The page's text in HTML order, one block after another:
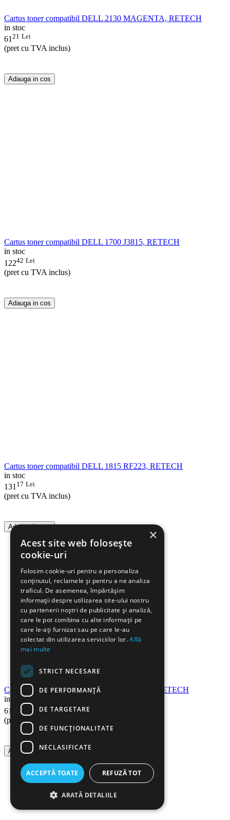
Cartus toner compatibil DELL 2130 MAGENTA, RETECH
in stoc
61 21 Lei
(pret cu TVA inclus)
Adauga in cos
Cartus toner compatibil DELL 1700 J3815, RETECH
in stoc
12242 Lei
(pret cu TVA inclus)
Adauga in cos
Cartus toner compatibil DELL 1815 RF223, RETECH
in stoc
131 17 Lei
(pret cu TVA inclus)
Adauga in cos
Cartus toner compatibil DELL 1320 BLACK, RETECH
in stoc
61
Lei
(pret cu TVA inclus)
Adauga in cos
×
Acest site web folosește
cookie-uri
Folosim cookie-uri pentru a personaliza
conținutul, reclamele și pentru a ne analiza
traficul. De asemenea, împărtășim
informații despre utilizarea site-ului nostru
cu partenerii noștri de publicitate și analiză,
care le pot combina cu alte informații pe
care le-ați furnizat sau pe care le-au
colectat din utilizarea serviciilor lor.Află
mai multe
STRICT NECESARE
DE PERFORMANȚĂ
DE TARGETARE
DE FUNCŢIONALITATE
NECLASIFICATE
ACCEPTĂ TOATE REFUZĂ TOT
ARATĂ DETALIILE